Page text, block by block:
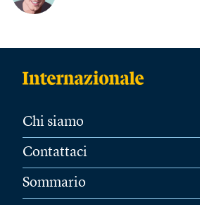
Chi siamo
Contattaci
Sommario